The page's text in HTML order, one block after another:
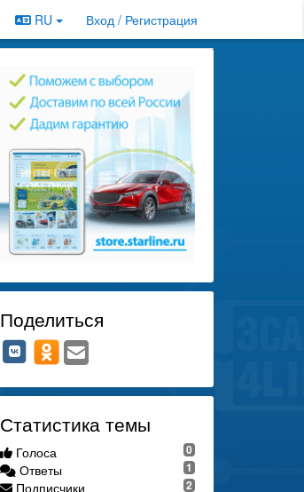
RU Вход / Регистрация
Поделиться
Статистика темы
0
Голоса
1
Ответы
2
Подписчики